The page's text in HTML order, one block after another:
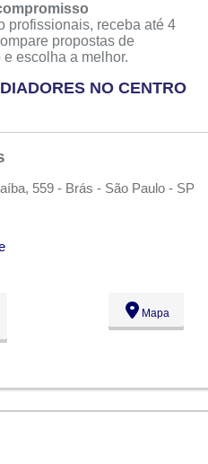
profissionais, receba até 4
propostas de
escolha a melhor.
NO CENTRO
559 - Brás - São Paulo - SP
Mapa